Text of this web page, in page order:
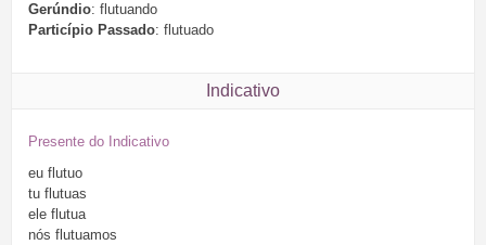
Gerúndio: flutuando
Particípio Passado: flutuado
Indicativo
Presente do Indicativo
eu flutuo
tu flutuas
ele flutua
nós flutuamos